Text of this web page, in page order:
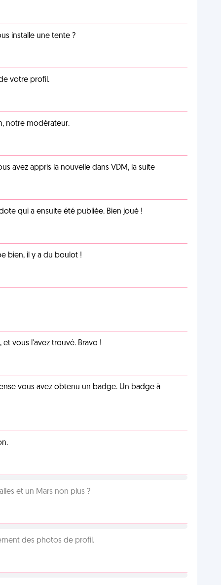
installe une tente ?
votre profil.
notre modérateur.
avez appris la nouvelle dans VDM, la suite
qui a ensuite été publiée. Bien joué !
bien, il y a du boulot !
vous l'avez trouvé. Bravo !
vous avez obtenu un badge. Un badge à
et un Mars non plus ?
des photos de profil.